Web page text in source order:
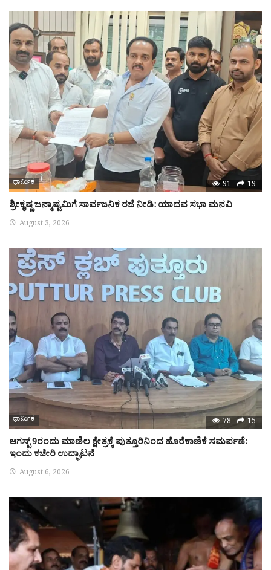
ಧಾರ್ಮಿಕ 91 19
ಶ್ರೀಕೃಷ್ಣ ಜನ್ಮಾಷ್ಟಮಿಗೆ ಸಾರ್ವಜನಿಕ ರಜೆ ನೀಡಿ: ಯಾದವ ಸಭಾ ಮನವಿ
August 3, 2026
ಧಾರ್ಮಿಕ 78 15
ಆಗಸ್ಟ್ 9ರಂದು ಮಾಣಿಲ ಕ್ಷೇತ್ರಕ್ಕೆ ಪುತ್ತೂರಿನಿಂದ ಹೊರೆಕಾಣಿಕೆ ಸಮರ್ಪಣೆ:
ಇಂದು ಕಚೇರಿ ಉದ್ಘಾಟನೆ
August 6, 2026